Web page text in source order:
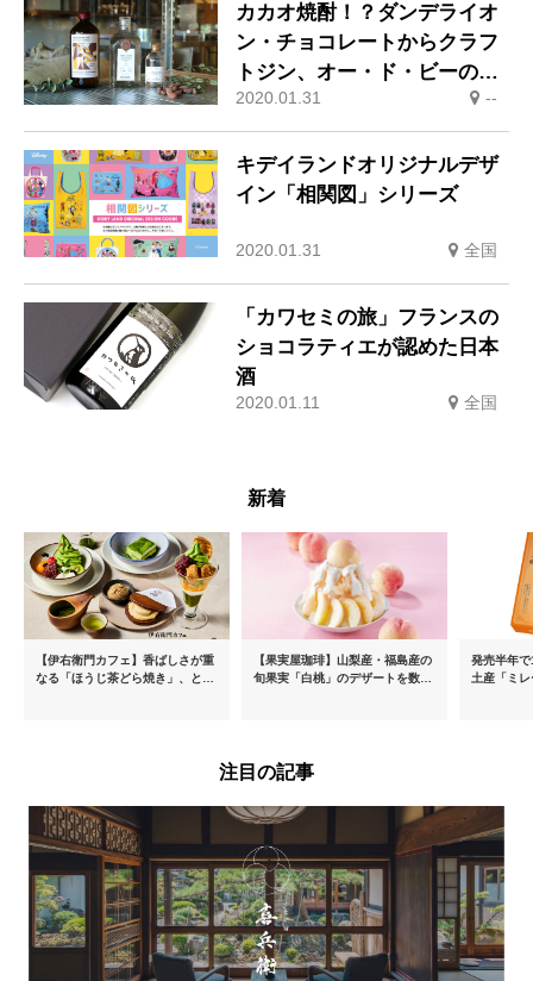
カカオ焼酎！？ダンデライオ
ン・チョコレートからクラフ
トジン、オー・ド・ビーのコ
ラボレーション商品が登場
2020.01.31 --
キデイランドオリジナルデザ
イン「相関図」シリーズ
2020.01.31 全国
「カワセミの旅」フランスの
ショコラティエが認めた日本
酒
2020.01.11 全国
新着
【伊右衛門カフェ】香ばしさが重
なる「ほうじ茶どら焼き」、とろ
【果実屋珈琲】山梨産・福島産の
旬果実「白桃」のデザートを数量
発売半年
土産「ミ
注目の記事